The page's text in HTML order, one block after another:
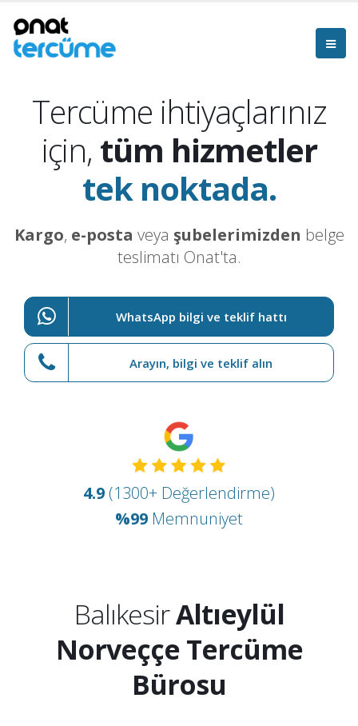
Tercüme ihtiyaçlarınız
için, tüm hizmetler
tek noktada.
Kargo, e-posta veya şubelerimizden belge
teslimatı Onat'ta.
WhatsApp bilgi ve teklif hattı
Arayın, bilgi ve teklif alın
4.9 (1300+ Değerlendirme)
%99 Memnuniyet
BalıkesirAltıeylül
Norveççe Tercüme
Bürosu